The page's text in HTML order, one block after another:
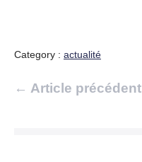
Category : actualité
Navigation
← Article précédent